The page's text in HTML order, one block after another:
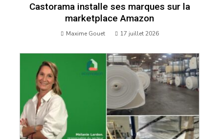
Castorama installe ses marques sur la
marketplace Amazon
Maxime Gouet 17 juillet 2026